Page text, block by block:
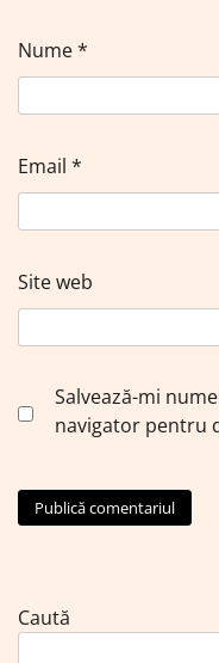
Nume*
Email *
Site web
Salvează-mi
navigator pentru
Caută